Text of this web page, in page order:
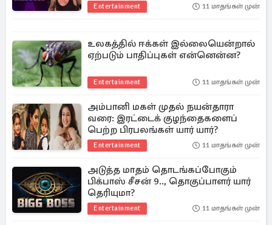
Entertainment 11 மாதங்கள் முன்
உலகத்தில் ஈக்கள் இல்லையென்றால்
ஏற்படும் பாதிப்புகள் என்னென்ன?
Entertainment 11 மாதங்கள் முன்
அம்பானி மகள் முதல் நயன்தாரா
வரை: இரட்டைக் குழந்தைகளைப்
பெற்ற பிரபலங்கள் யார் யார்?
Entertainment 11 மாதங்கள் முன்
அடுத்த மாதம் தொடங்கப்போகும்
பிக்பாஸ் சீசன் 9.., தொகுப்பாளர் யார்
தெரியுமா?
Entertainment 11 மாதங்கள் முன்